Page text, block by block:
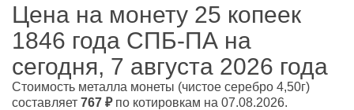
Цена на монету 25 копеек
1846 года СПБ-ПА на
сегодня, 7 августа 2026 года
Стоимость металла монеты (чистое серебро 4,50г)
составляет 767 ₽по котировкам на 07.08.2026.